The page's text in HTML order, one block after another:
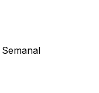
Semanal